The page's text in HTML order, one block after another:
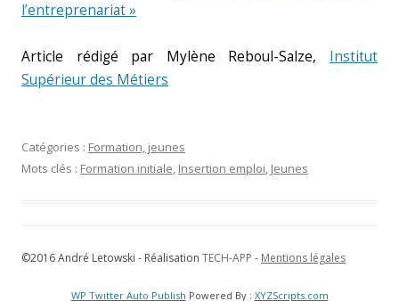
l’entreprenariat »
Article rédigé par Mylène Reboul-Salze, Institut
Supérieur des Métiers
Catégories : Formation, jeunes
Mots clés : Formation initiale, Insertion emploi, Jeunes
©2016 André Letowski - Réalisation TECH-APP - Mentions légales
WP Twitter Auto Publish Powered By : XYZScripts.com